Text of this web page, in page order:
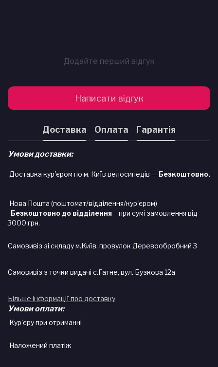
Додайте перший відгук
Написати відгук
Доставка Оплата Гарантія
Умови доставки:
Доставка кур'єром по м. Київ велосипедів — Безкоштовно.
Нова Пошта (поштомат/відділення/кур'єром)
Безкоштовно до відділення – при сумі замовлення від
3000 грн.
Самовивіз зі складу м.Київ, провулок Деревообробний 3
Самовивіз з точки видачі с.Гатне, вул. Бузкова 12а
Більше інформації про доставку
Умови оплати:
Кур'єру при отриманні
Наложений платіж